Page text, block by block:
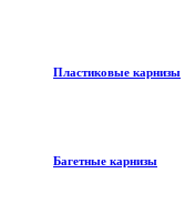
Пластиковые карнизы
Багетные карнизы